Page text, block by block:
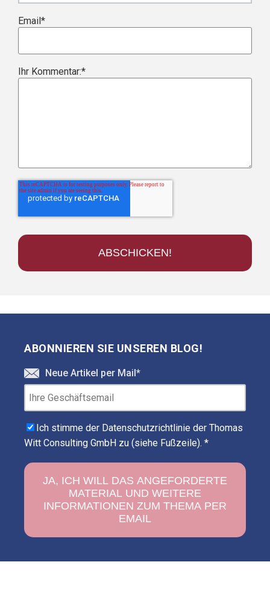
Email*
Ihr Kommentar:*
ABONNIEREN SIE UNSEREN BLOG!
Neue Artikel per Mail*
Ich stimme der Datenschutzrichtlinie der Thomas
Witt Consulting GmbH zu (siehe Fußzeile). *